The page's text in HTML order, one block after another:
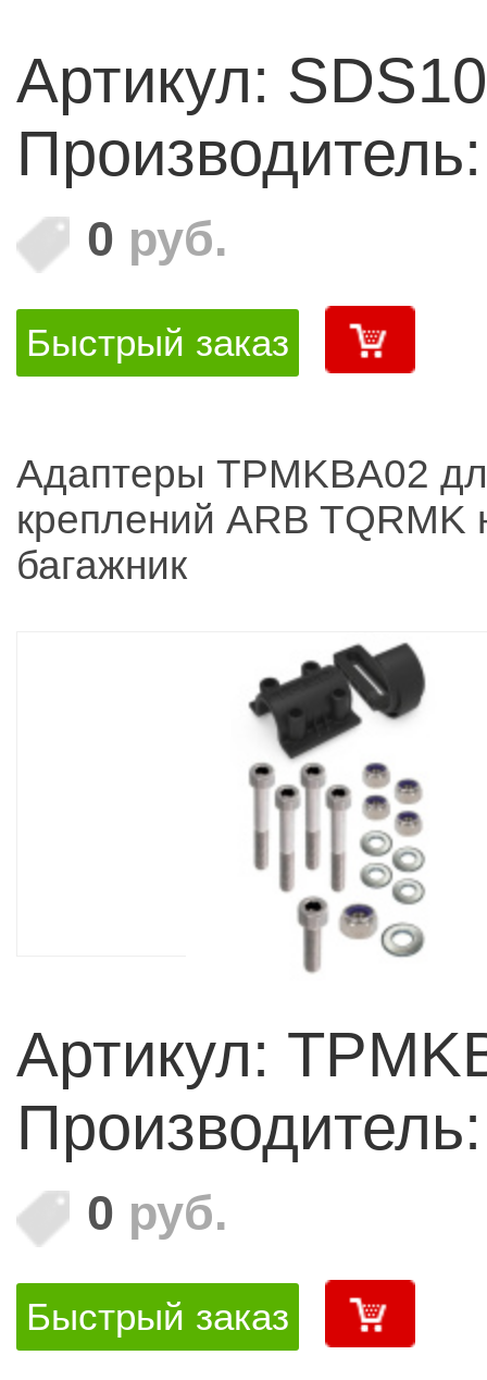
Артикул:
0 руб.
Быстрый заказ
Адаптеры TPMKBA02
креплений ARB TQRMK
багажник
Артикул:
0 руб.
Быстрый заказ